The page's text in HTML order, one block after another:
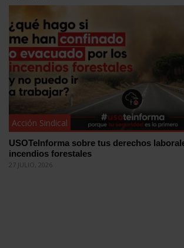
Acción Sindical
USOTeInforma sobre tus derechos
incendios forestales
27 JULIO, 2026